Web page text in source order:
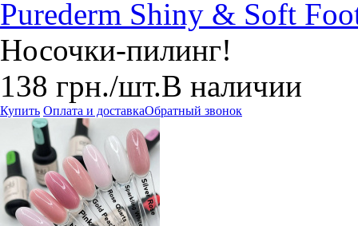
Purederm Shiny & Soft
Носочки-пилинг!
138 грн./шт.В наличии
Купить Оплата и доставкаОбратный звонок